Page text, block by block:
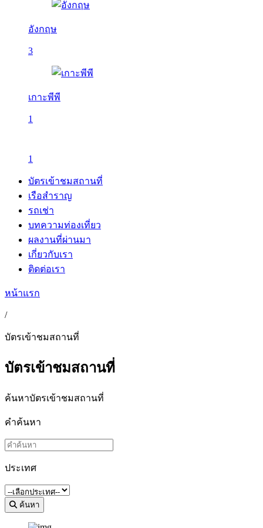
อังกฤษ
3
เกาะพีพี
1
1
บัตรเข้าชมสถานที่
เรือสำราญ
รถเช่า
บทความท่องเที่ยว
ผลงานที่ผ่านมา
เกี่ยวกับเรา
ติดต่อเรา
หน้าแรก
/
บัตรเข้าชมสถานที่
บัตรเข้าชมสถานที่
ค้นหาบัตรเข้าชมสถานที่
คำค้นหา
ประเทศ
ค้นหา